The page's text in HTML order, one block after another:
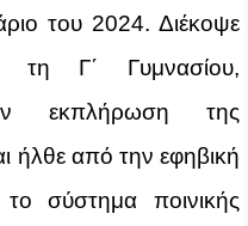
του 2024. Διέκοψε
Γ΄ Γυμνασίου,
εκπλήρωση της
ήλθε από την εφηβική
σύστημα ποινικής